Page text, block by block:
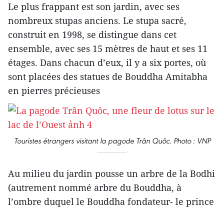
Le plus frappant est son jardin, avec ses
nombreux stupas anciens. Le stupa sacré,
construit en 1998, se distingue dans cet
ensemble, avec ses 15 mètres de haut et ses 11
étages. Dans chacun d’eux, il y a six portes, où
sont placées des statues de Bouddha Amitabha
en pierres précieuses
Touristes étrangers visitant la pagode Trân Quôc. Photo : VNP
Au milieu du jardin pousse un arbre de la Bodhi
(autrement nommé arbre du Bouddha, à
l’ombre duquel le Bouddha fondateur- le prince